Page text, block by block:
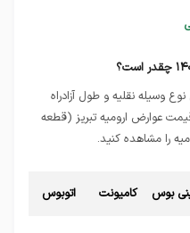
نوع وسیله نقلیه و طول آزادراه
عوارض ارومیه تبریز (قطعه
بوس کامیونت اتوبوس